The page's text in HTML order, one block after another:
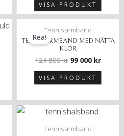
VISA PRODUKT
Rea!
Tennisarmband
TENNISARMBAND MED NÄTTA
KLOR
124 800kr 99 000 kr
VISA PRODUKT
Tennisarmband